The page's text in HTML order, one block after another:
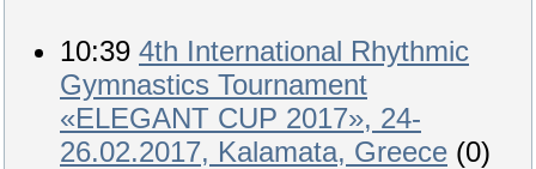
10:39 4th International Rhythmic
Gymnastics Tournament
«ELEGANT CUP 2017», 24-
26.02.2017, Kalamata, Greece (0)